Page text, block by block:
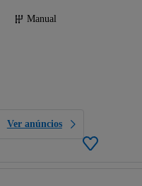
Manual
Ver anúncios